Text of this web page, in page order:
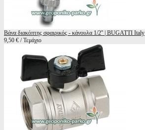
Βάνα διακόπτης σφαιρικός - κάνουλα 1/2'' | BUGATTI Italy
9,50 € / Τεμάχιο